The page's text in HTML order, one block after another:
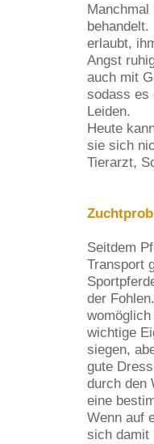
erlaubt,
Angst
auch mit
sodass es
Leiden.
Heute
sie sich
Tierarzt,
Seitdem
Transport
der
wichtige
siegen,
gute
durch den
eine
Wenn auf
sich damit